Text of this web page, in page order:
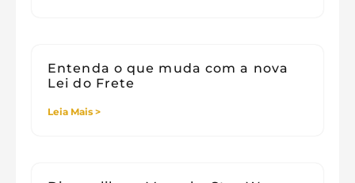
Entenda o que muda com a nova
Lei do Frete
Leia Mais >